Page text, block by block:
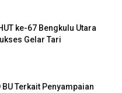
ke-67 Bengkulu Utara
Gelar Tari
BU Terkait Penyampaian